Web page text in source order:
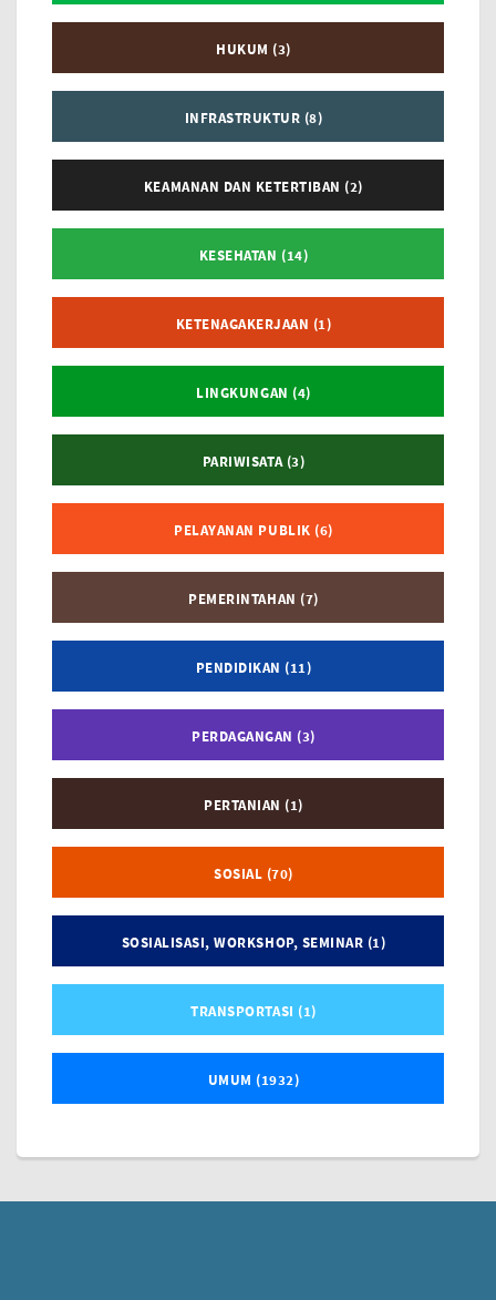
HUKUM (3)
INFRASTRUKTUR (8)
KEAMANAN DAN KETERTIBAN (2)
KESEHATAN (14)
KETENAGAKERJAAN (1)
LINGKUNGAN (4)
PARIWISATA (3)
PELAYANAN PUBLIK (6)
PEMERINTAHAN (7)
PENDIDIKAN (11)
PERDAGANGAN (3)
PERTANIAN (1)
SOSIAL (70)
SOSIALISASI, WORKSHOP, SEMINAR (1)
TRANSPORTASI (1)
UMUM (1932)